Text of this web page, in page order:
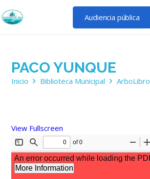
Audiencia pública
PACO YUNQUE
Inicio Biblioteca Municipal ArboLibro
View Fullscreen